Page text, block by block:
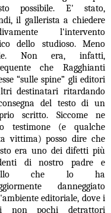
possibile. E' stato,
il gallerista a chiedere
l'intervento
dello studioso. Meno
Non era, infatti,
che Ragghianti
“sulle spine” gli editori
destinatari ritardando
del testo di un
scritto. Siccome ne
testimone (e qualche
vittima) posso dire che
era uno dei difetti più
di nostro padre e
che lo ha
danneggiato
editoriale, dove i
non pochi detrattori